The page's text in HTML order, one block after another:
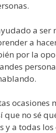
a ser
a
por la
ocasiones
que no sé
y a todas